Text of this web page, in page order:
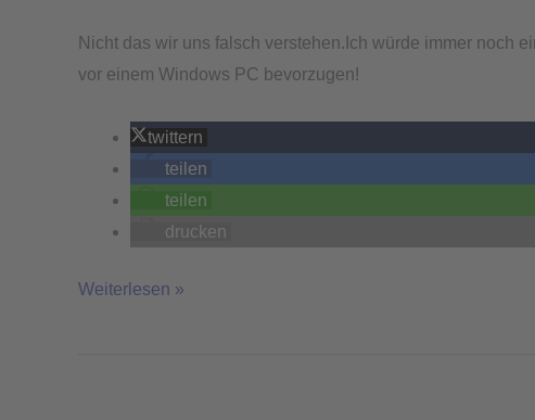
Nicht das wir uns falsch verstehen.Ich würde immer noch
vor einem Windows PC bevorzugen!
twittern
teilen
teilen
drucken
Weiterlesen »